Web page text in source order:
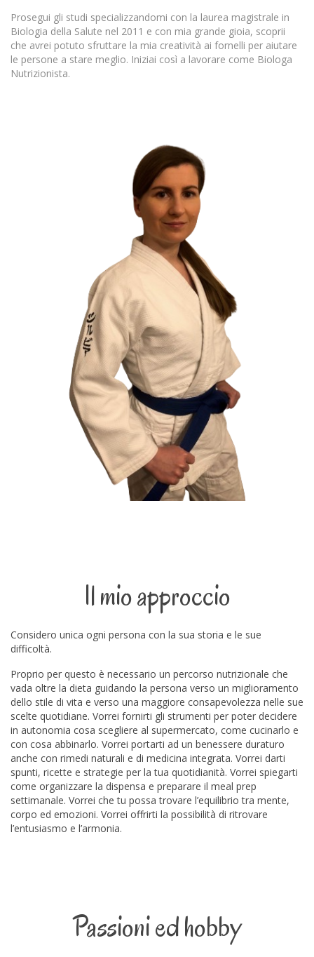
Prosegui gli studi specializzandomi con la laurea magistrale in
Biologia della Salute nel 2011 e con mia grande gioia, scoprii
che avrei potuto sfruttare la mia creatività ai fornelli per aiutare
le persone a stare meglio. Iniziai così a lavorare come Biologa
Nutrizionista.
Il mio approccio
Considero unica ogni persona con la sua storia e le sue
difficoltà.
Proprio per questo è necessario un percorso nutrizionale che
vada oltre la dieta guidando la persona verso un miglioramento
dello stile di vita e verso una maggiore consapevolezza nelle sue
scelte quotidiane. Vorrei fornirti gli strumenti per poter decidere
in autonomia cosa scegliere al supermercato, come cucinarlo e
con cosa abbinarlo. Vorrei portarti ad un benessere duraturo
anche con rimedi naturali e di medicina integrata. Vorrei darti
spunti, ricette e strategie per la tua quotidianità. Vorrei spiegarti
come organizzare la dispensa e preparare il meal prep
settimanale. Vorrei che tu possa trovare l’equilibrio tra mente,
corpo ed emozioni. Vorrei offrirti la possibilità di ritrovare
l’entusiasmo e l’armonia.
Passioni ed hobby